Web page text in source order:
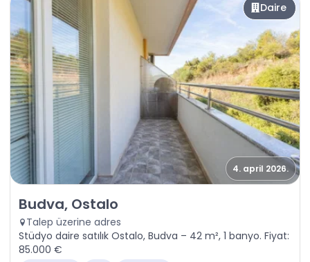
Daire
4. april 2026.
Satılık - Daire Budva, Ostalo
Budva, Ostalo
Talep üzerine adres
Stüdyo daire satılık Ostalo, Budva – 42 m², 1 banyo. Fiyat:
85.000 €